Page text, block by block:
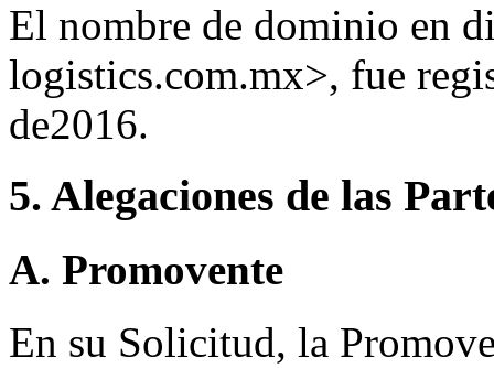
El nombre de dominio en
logistics.com.mx>, fue
de2016.
5. Alegaciones de las
A. Promovente
En su Solicitud, la